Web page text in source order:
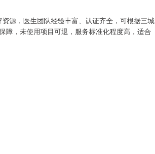
源，医生团队经验丰富、认证齐全，可根据三城
障，未使用项目可退，服务标准化程度高，适合